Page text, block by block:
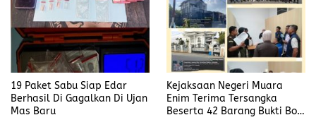
19 Paket Sabu Siap Edar
Berhasil Di Gagalkan Di Ujan
Mas Baru
Kejaksaan Negeri Muara
Enim Terima Tersangka
Beserta 42 Barang Bukti Bobi